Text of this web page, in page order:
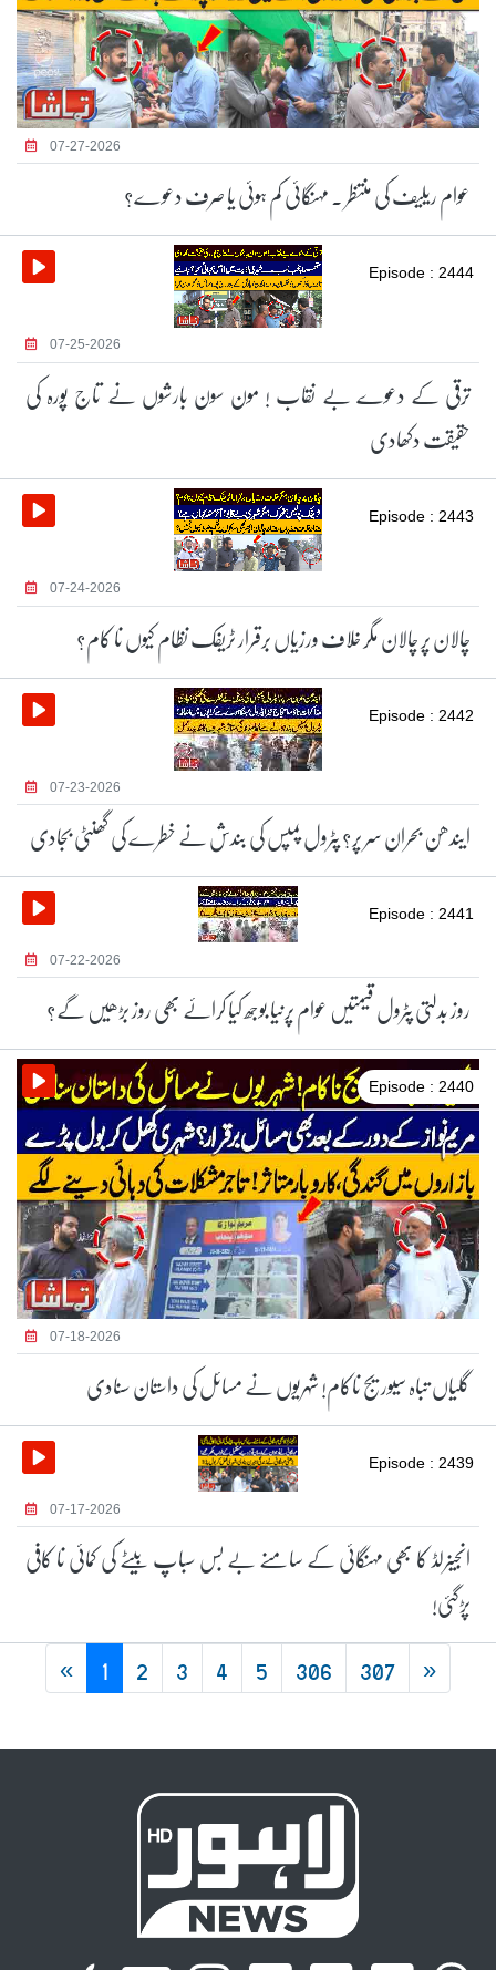
07-27-2026
عوام ریلیف کی منتظر ۔ مہنگائی کم ہوئی یا صرف دعوے؟
Episode : 2444
07-25-2026
ترقی کے دعوے بے نقاب ! مون سون بارشوں نے تاج پورہ کی
حقیقت دکھادی
Episode : 2443
07-24-2026
چالان پر چالان مگر خلاف ورزیاں برقرار ٹریفک نظام کیوں نا کام؟
Episode : 2442
07-23-2026
ایندھن بحران سر پر؟ پٹرول پمپس کی بندش نے خطرے کی گھنٹی بجادی
Episode : 2441
07-22-2026
روز بدلتی پٹرول قیمتیں عوام پرنیا بوجھ کیا کرائے بھی روز بڑھیں گے؟
Episode : 2440
07-18-2026
گلیاں تباہ سیوریج ناکام! شہریوں نے مسائل کی داستان سنادی
Episode : 2439
07-17-2026
انجینرلڈ کا بھی مہنگائی کے سامنے بے بس سباپ بیٹے کی کمائی نا کافی
پڑگئی!
« 1 2 3 4 5 306 307 »